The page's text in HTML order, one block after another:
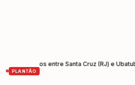
PLANTÃO
Santos entre Santa Cruz (RJ) e Ubatuba (SP)